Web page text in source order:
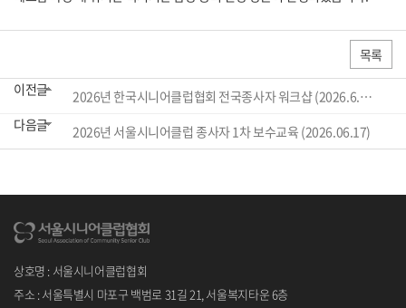
목록
이전글
2026년 한국시니어클럽협회 전국종사자 워크샵 (2026.6.10-11)
다음글
2026년 서울시니어클럽 종사자 1차 보수교육 (2026.06.17)
상호명 : 서울시니어클럽협회
주소 : 서울특별시 마포구 백범로 31길 21, 서울복지타운 6층